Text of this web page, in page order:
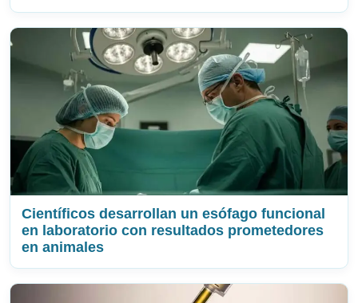
Científicos desarrollan un esófago funcional
en laboratorio con resultados prometedores
en animales